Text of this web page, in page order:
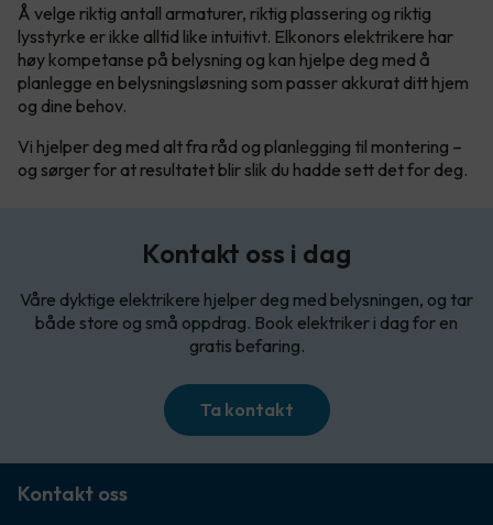
Å velge riktig antall armaturer, riktig plassering og riktig
lysstyrke er ikke alltid like intuitivt. Elkonors elektrikere har
høy kompetanse på belysning og kan hjelpe deg med å
planlegge en belysningsløsning som passer akkurat ditt hjem
og dine behov.
Vi hjelper deg med alt fra råd og planlegging til montering –
og sørger for at resultatet blir slik du hadde sett det for deg.
Kontakt oss i dag
Våre dyktige elektrikere hjelper deg med belysningen, og tar
både store og små oppdrag. Book elektriker i dag for en
gratis befaring.
Ta kontakt
Kontakt oss